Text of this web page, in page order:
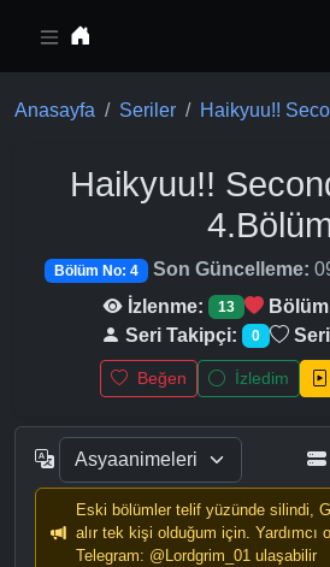
Anasayfa Seriler Haikyuu!!
Haikyuu!!
Bölüm No: 4 Son Güncelleme:
İzlenme:
13
Seri Takipçi: 0
Beğen İzledim
Eski bölümler telif yüzünde silindi,
alır tek kişi olduğum için. Yardımcı
Telegram: @Lordgrim_01 ulaşabilir